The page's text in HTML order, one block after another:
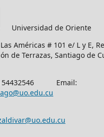
Universidad de Oriente
Américas # 101 e/ L y E,
de Terrazas, Santiago de
54432546 Email: